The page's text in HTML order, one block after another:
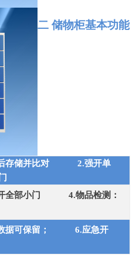
二 储物柜基本功能
存储并比对 2.强开单
全部小门 4.物品检测：
据可保留； 6.应急开